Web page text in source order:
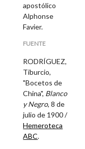
apostólico
Alphonse
Favier.
FUENTE
RODRÍGUEZ,
Tiburcio,
"Bocetos de
China", Blanco
y Negro, 8 de
julio de 1900 /
Hemeroteca
ABC.